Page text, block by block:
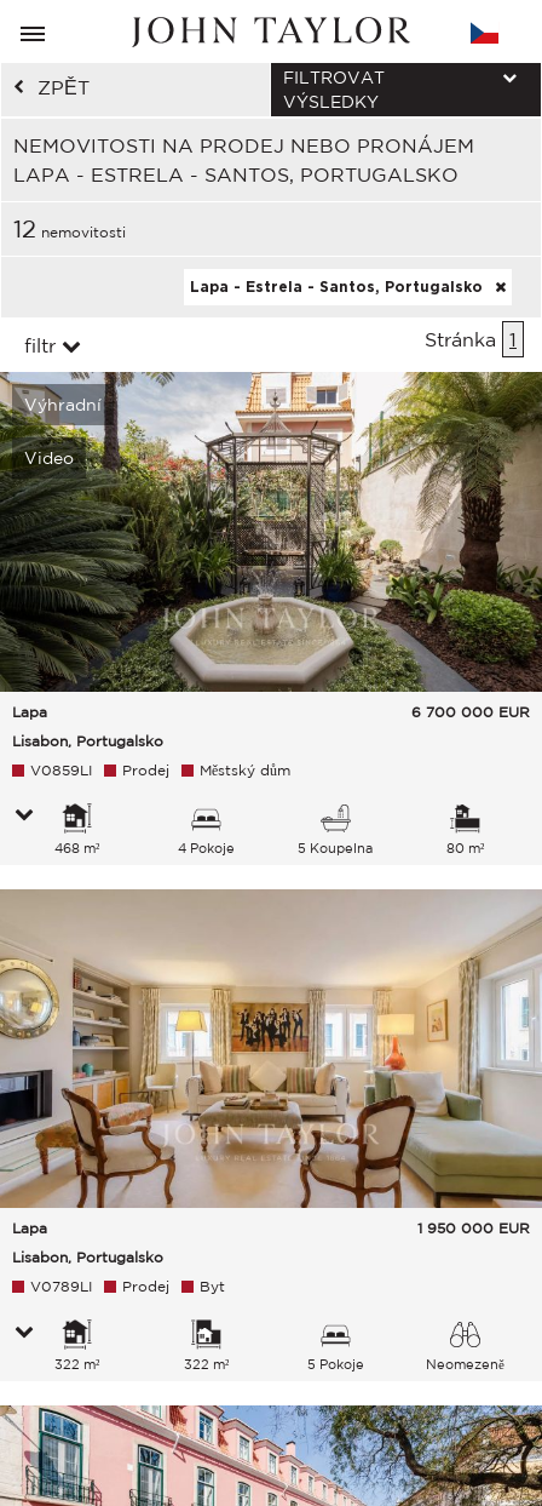
ZPĚT
NEMOVITOSTI NA PRODEJ NEBO PRONÁJEM
LAPA - ESTRELA - SANTOS, PORTUGALSKO
FILTROVAT
VÝSLEDKY
12 nemovitosti
Lapa - Estrela - Santos, Portugalsko
filtr Stránka 1
Výhradní
Video
Lapa
Lisabon, Portugalsko
6 700 000 EUR
V0859LI Prodej Městský dům
468 m² 4 Pokoje 5 Koupelna 80 m²
Lapa
Lisabon, Portugalsko
1 950 000 EUR
V0789LI Prodej Byt
322 m² 322 m² 5 Pokoje
Neomezeně